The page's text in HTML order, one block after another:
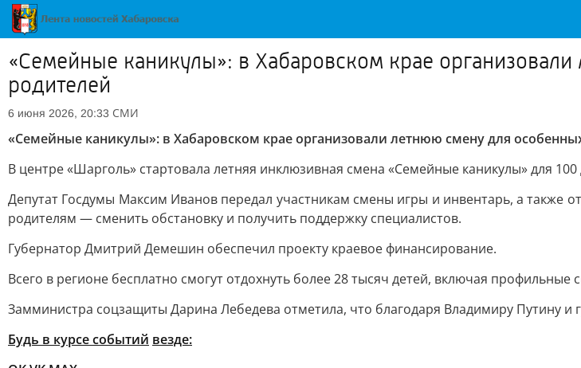
«Семейные каникулы»: в Хабаровском крае
родителей
6 июня 2026, 20:33 СМИ
«Семейные каникулы»: в Хабаровском крае организовали летнюю смену для
В центре «Шарголь» стартовала летняя инклюзивная смена «Семейные каникулы» для
Депутат Госдумы Максим Иванов передал участникам смены игры и инвентарь, а также
родителям — сменить обстановку и получить поддержку специалистов.
Губернатор Дмитрий Демешин обеспечил проекту краевое финансирование.
Всего в регионе бесплатно смогут отдохнуть более 28 тысяч детей, включая
Замминистра соцзащиты Дарина Лебедева отметила, что благодаря Владимиру Путину и
Будь в курсе событий везде: